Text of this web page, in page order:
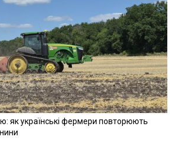
як українські фермери повторюють